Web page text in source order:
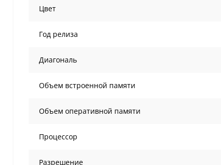
Цвет
Год релиза
Диагональ
Объем встроенной памяти
Объем оперативной памяти
Процессор
Разрешение